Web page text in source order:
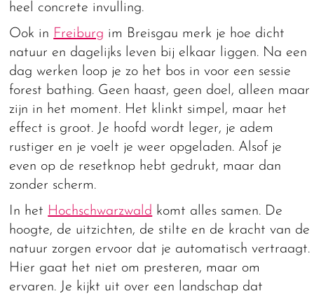
heel concrete invulling.
Ook in Freiburg im Breisgau merk je hoe dicht
natuur en dagelijks leven bij elkaar liggen. Na een
dag werken loop je zo het bos in voor een sessie
forest bathing. Geen haast, geen doel, alleen maar
zijn in het moment. Het klinkt simpel, maar het
effect is groot. Je hoofd wordt leger, je adem
rustiger en je voelt je weer opgeladen. Alsof je
even op de resetknop hebt gedrukt, maar dan
zonder scherm.
In het Hochschwarzwald komt alles samen. De
hoogte, de uitzichten, de stilte en de kracht van de
natuur zorgen ervoor dat je automatisch vertraagt.
Hier gaat het niet om presteren, maar om
ervaren. Je kijkt uit over een landschap dat